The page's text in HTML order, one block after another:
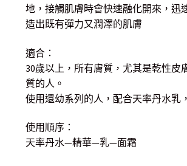
地，接觸肌膚時會快速融化開來，迅
造出既有彈力又潤澤的肌膚
適合：
30歲以上，所有膚質，尤其是乾性皮
質的人。
使用還幼系列的人，配合天率丹水乳
使用順序：
天率丹水—精華—乳—面霜